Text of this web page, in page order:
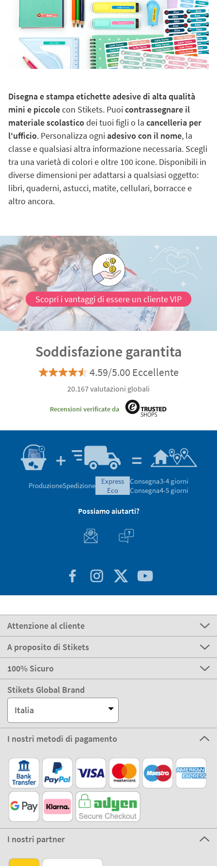
Disegna e stampa etichette adesive di alta qualità
mini e piccolecon Stikets. Puoicontrassegnare il
materiale scolasticodei tuoi figli o la cancelleria per
l'ufficio. Personalizza ogniadesivo con il nome, la
classe e qualsiasi altra informazione necessaria. Scegli
tra una varietà di colori e oltre 100 icone. Disponibili in
diverse dimensioni per adattarsi a qualsiasi oggetto:
libri, quaderni, astucci, matite, cellulari, borracce e
altro ancora.
Scopri i vantaggi di essere un cliente VIP
Soddisfazione garantita
4.59/5.00 Eccellente
20.167 valutazioni globali
Recensioni verificate da
ProduzioneSpedizione
express
eco
Consegna3-4 giorni
Consegna4-5 giorni
Possiamo aiutarti?
Attenzione al cliente
A proposito di Stikets
100% Sicuro
Stikets Global Brand
Italia
I nostri metodi di pagamento
I nostri partner